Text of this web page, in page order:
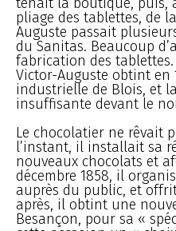
pliage des tablettes, de
Auguste passait
du Sanitas. Beaucoup
fabrication des
Victor-Auguste obtint en
industrielle de Blois, et
insuffisante devant le
Le chocolatier ne rêvait
l’instant, il installait sa
nouveaux chocolats et
décembre 1858, il
auprès du public, et
après, il obtint une
Besançon, pour sa «